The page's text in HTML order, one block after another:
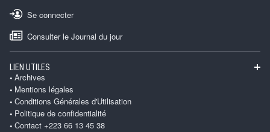
Se connecter
Consulter le Journal du jour
LIEN UTILES
Archives
Mentions légales
Conditions Générales d'Utilisation
Politique de confidentialité
Contact +223 66 13 45 38